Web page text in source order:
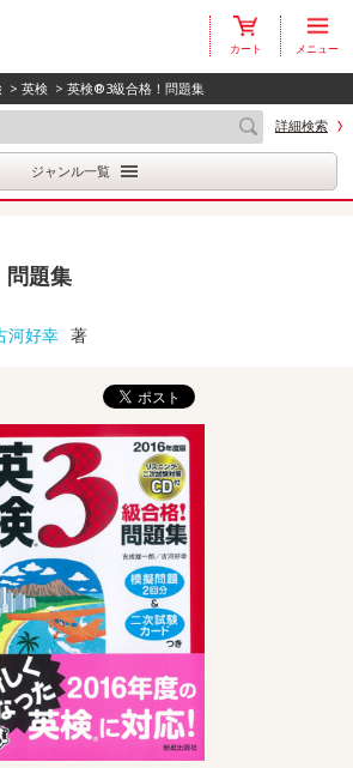
カート メニュー
>英検 > 英検®3級合格！問題集
詳細検索
ジャンル一覧
問題集
河好幸 著